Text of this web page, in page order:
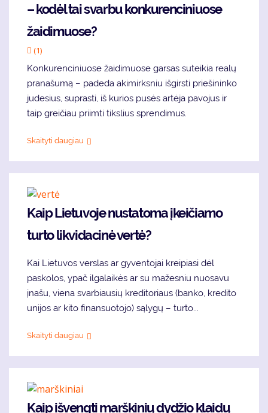
– kodėl tai svarbu konkurenciniuose
žaidimuose?
(1)
Konkurenciniuose žaidimuose garsas suteikia realų
pranašumą – padeda akimirksniu išgirsti priešininko
judesius, suprasti, iš kurios pusės artėja pavojus ir
taip greičiau priimti tikslius sprendimus.
Skaityti daugiau
Kaip Lietuvoje nustatoma įkeičiamo
turto likvidacinė vertė?
Kai Lietuvos verslas ar gyventojai kreipiasi dėl
paskolos, ypač ilgalaikės ar su mažesniu nuosavu
įnašu, viena svarbiausių kreditoriaus (banko, kredito
unijos ar kito finansuotojo) sąlygų – turto...
Skaityti daugiau
Kaip išvengti marškinių dydžio klaidų